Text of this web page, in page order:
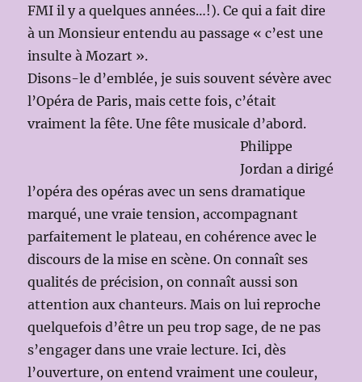
FMI il y a quelques années…!). Ce qui a fait dire
à un Monsieur entendu au passage « c’est une
insulte à Mozart ».
Disons-le d’emblée, je suis souvent sévère avec
l’Opéra de Paris, mais cette fois, c’était
vraiment la fête. Une fête musicale d’abord.
Philippe
Jordan a dirigé
l’opéra des opéras avec un sens dramatique
marqué, une vraie tension, accompagnant
parfaitement le plateau, en cohérence avec le
discours de la mise en scène. On connaît ses
qualités de précision, on connaît aussi son
attention aux chanteurs. Mais on lui reproche
quelquefois d’être un peu trop sage, de ne pas
s’engager dans une vraie lecture. Ici, dès
l’ouverture, on entend vraiment une couleur,